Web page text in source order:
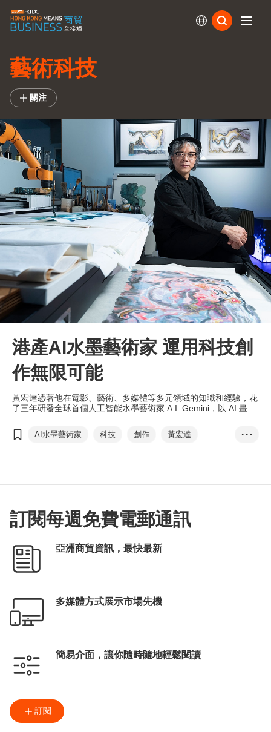
藝術科技
關注
港產AI水墨藝術家 運用科技創
作無限可能
黃宏達憑著他在電影、藝術、多媒體等多元領域的知識和經驗，花
了三年研發全球首個人工智能水墨藝術家 A.I. Gemini，以 AI 畫出
AI水墨藝術家 科技 創作
黃宏達
• • •
訂閱每週免費電郵通訊
亞洲商貿資訊，最快最新
多媒體方式展示市場先機
簡易介面，讓你隨時隨地輕鬆閱讀
訂閱